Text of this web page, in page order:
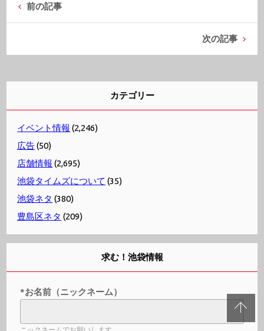
前の記事
次の記事
カテゴリー
イベント情報 (2,246)
広告(50)
店舗情報 (2,695)
池袋タイムズについて (35)
池袋ネタ (380)
豊島区ネタ (209)
求む！池袋情報
*お名前（ニックネーム）